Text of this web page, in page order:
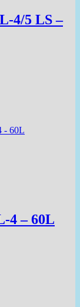
4/5 LS –
4 – 60L